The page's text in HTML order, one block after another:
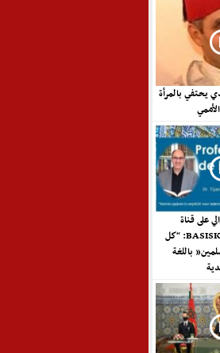
يحتفي بالمرأة
على قناة
BASISKENNIS ISLAM: “كل
باللغة